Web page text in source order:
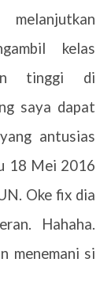
kelas
tinggi di
saya dapat
antusias
18 Mei 2016
Oke fix dia
Hahaha.
menemani si